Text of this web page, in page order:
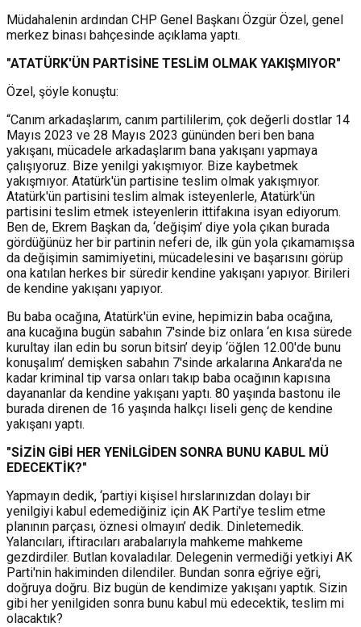
Müdahalenin ardından CHP Genel Başkanı Özgür Özel, genel
merkez binası bahçesinde açıklama yaptı.
"ATATÜRK'ÜN PARTİSİNE TESLİM OLMAK YAKIŞMIYOR"
Özel, şöyle konuştu:
“Canım arkadaşlarım, canım partililerim, çok değerli dostlar 14
Mayıs 2023 ve 28 Mayıs 2023 gününden beri ben bana
yakışanı, mücadele arkadaşlarım bana yakışanı yapmaya
çalışıyoruz. Bize yenilgi yakışmıyor. Bize kaybetmek
yakışmıyor. Atatürk'ün partisine teslim olmak yakışmıyor.
Atatürk'ün partisini teslim almak isteyenlerle, Atatürk'ün
partisini teslim etmek isteyenlerin ittifakına isyan ediyorum.
Ben de, Ekrem Başkan da, ‘değişim’ diye yola çıkan burada
gördüğünüz her bir partinin neferi de, ilk gün yola çıkamamışsa
da değişimin samimiyetini, mücadelesini ve başarısını görüp
ona katılan herkes bir süredir kendine yakışanı yapıyor. Birileri
de kendine yakışanı yapıyor.
Bu baba ocağına, Atatürk'ün evine, hepimizin baba ocağına,
ana kucağına bugün sabahın 7'sinde biz onlara ‘en kısa sürede
kurultay ilan edin bu sorun bitsin’ deyip ‘öğlen 12.00'de bunu
konuşalım’ demişken sabahın 7'sinde arkalarına Ankara'da ne
kadar kriminal tip varsa onları takıp baba ocağının kapısına
dayananlar da kendine yakışanı yaptı. 80 yaşında bastonu ile
burada direnen de 16 yaşında halkçı liseli genç de kendine
yakışanı yaptı.
"SİZİN GİBİ HER YENİLGİDEN SONRA BUNU KABUL MÜ
EDECEKTİK?"
Yapmayın dedik, ‘partiyi kişisel hırslarınızdan dolayı bir
yenilgiyi kabul edemediğiniz için AK Parti'ye teslim etme
planının parçası, öznesi olmayın’ dedik. Dinletemedik.
Yalancıları, iftiracıları arabalarıyla mahkeme mahkeme
gezdirdiler. Butlan kovaladılar. Delegenin vermediği yetkiyi AK
Parti'nin hakiminden dilendiler. Bundan sonra eğriye eğri,
doğruya doğru. Biz bugün de kendimize yakışanı yaptık. Sizin
gibi her yenilgiden sonra bunu kabul mü edecektik, teslim mi
olacaktık?